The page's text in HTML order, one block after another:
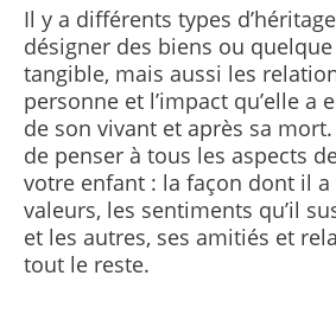
Il y a différents types
désigner des biens ou
tangible, mais aussi les
personne et l’impact qu’elle a
de son vivant et après sa
de penser à tous les aspects
votre enfant : la façon dont il a
valeurs, les sentiments qu’il
et les autres, ses amitiés et
tout le reste.